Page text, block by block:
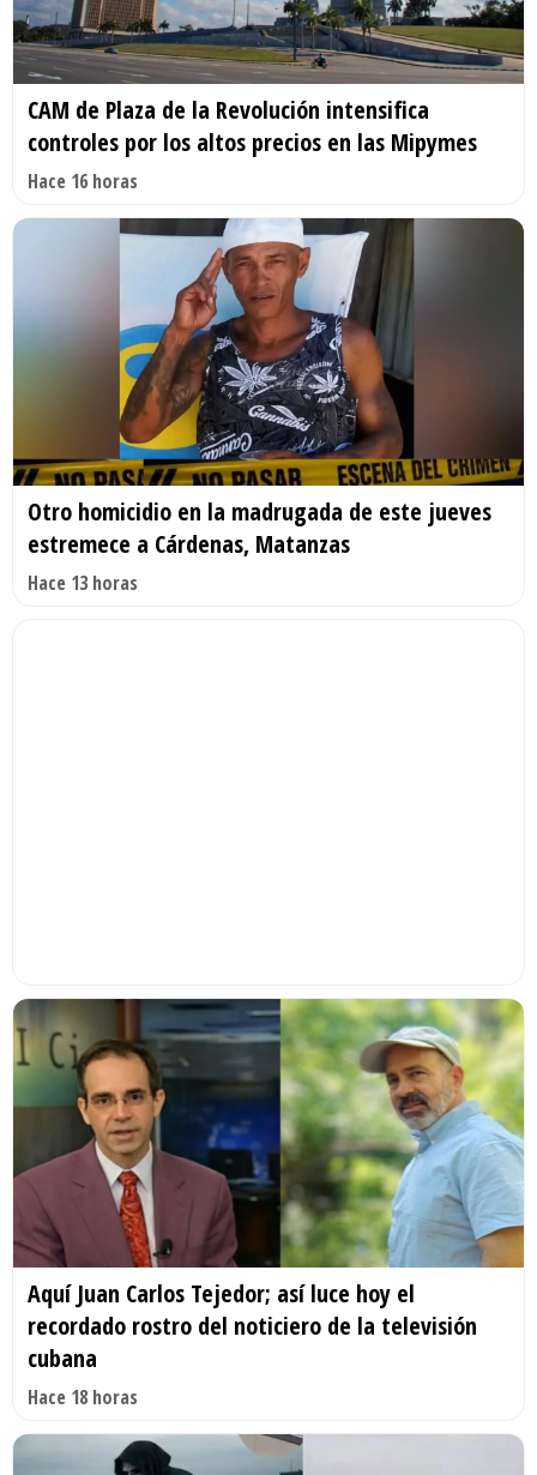
CAM de Plaza de la Revolución intensifica
controles por los altos precios en las Mipymes
Hace 16 horas
Otro homicidio en la madrugada de este jueves
estremece a Cárdenas, Matanzas
Hace 13 horas
Aquí Juan Carlos Tejedor; así luce hoy el
recordado rostro del noticiero de la televisión
cubana
Hace 18 horas